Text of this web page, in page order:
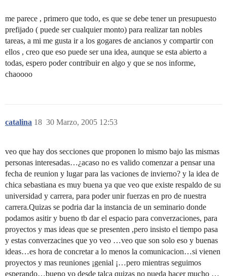
me parece , primero que todo, es que se debe tener un presupuesto
prefijado ( puede ser cualquier monto) para realizar tan nobles
tareas, a mi me gusta ir a los gogares de ancianos y compartir con
ellos , creo que eso puede ser una idea, aunque se esta abierto a
todas, espero poder contribuir en algo y que se nos informe,
chaoooo
catalina 30 Marzo, 2005 12:53
18
veo que hay dos secciones que proponen lo mismo bajo las mismas
personas interesadas…¿acaso no es valido comenzar a pensar una
fecha de reunion y lugar para las vaciones de invierno? y la idea de
chica sebastiana es muy buena ya que veo que existe respaldo de su
universidad y carrera, para poder unir fuerzas en pro de nuestra
carrera.Quizas se podria dar la instancia de un seminario donde
podamos asitir y bueno tb dar el espacio para converzaciones, para
proyectos y mas ideas que se presenten ,pero insisto el tiempo pasa
y estas converzacines que yo veo …veo que son solo eso y buenas
ideas…es hora de concretar a lo menos la comunicacion…si vienen
proyectos y mas reuniones ¡genial ¡…pero mientras seguimos
esperando…bueno yo desde talca quizas no pueda hacer mucho …